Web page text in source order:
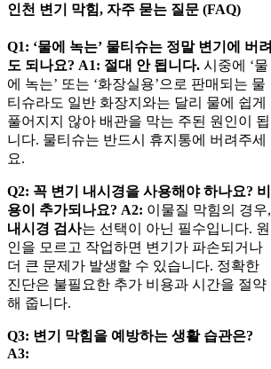
인천 변기 막힘, 자주 묻는 질문 (FAQ)
Q1: ‘물에 녹는’ 물티슈는 정말 변기에 버려
도 되나요? A1: 절대 안 됩니다. 시중에 ‘물
에 녹는’ 또는 ‘화장실용’으로 판매되는 물
티슈라도 일반 화장지와는 달리 물에 쉽게
풀어지지 않아 배관을 막는 주된 원인이 됩
니다. 물티슈는 반드시 휴지통에 버려주세
요.
Q2: 꼭 변기 내시경을 사용해야 하나요? 비
용이 추가되나요? A2: 이물질 막힘의 경우,
내시경 검사는 선택이 아닌 필수입니다. 원
인을 모르고 작업하면 변기가 파손되거나
더 큰 문제가 발생할 수 있습니다. 정확한
진단은 불필요한 추가 비용과 시간을 절약
해 줍니다.
Q3: 변기 막힘을 예방하는 생활 습관은?
A3: